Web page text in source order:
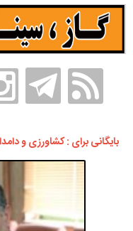
بایگانی برای : کشاورزی و